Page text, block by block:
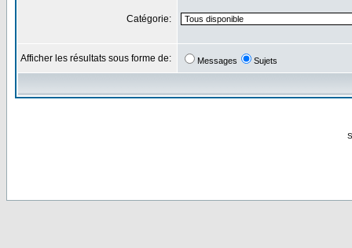
Catégorie:
Afficher les résultats sous forme de: Messages Sujets